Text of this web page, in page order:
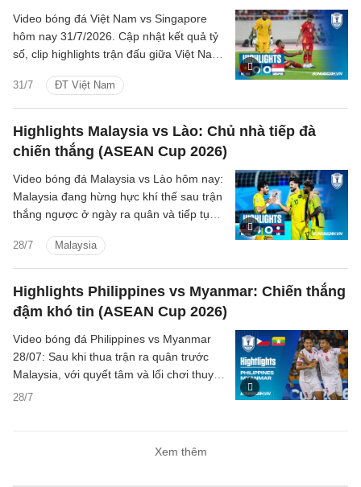
31/7 ĐT Việt Nam
Video bóng đá Việt Nam vs Singapore
hôm nay 31/7/2026. Cập nhật kết quả tỷ
số, clip highlights trận đấu giữa Việt Nam
Highlights Malaysia vs Lào: Chủ nhà tiếp đà
chiến thắng (ASEAN Cup 2026)
28/7 Malaysia
Video bóng đá Malaysia vs Lào hôm nay:
Malaysia đang hừng hực khí thế sau trận
thắng ngược ở ngày ra quân và tiếp tục
Highlights Philippines vs Myanmar: Chiến thắng
đậm khó tin (ASEAN Cup 2026)
28/7
Video bóng đá Philippines vs Myanmar
28/07: Sau khi thua trận ra quân trước
Malaysia, với quyết tâm và lối chơi thuyết
phục, Myanmar xuất sắc thắng đậm chủ
Xem thêm